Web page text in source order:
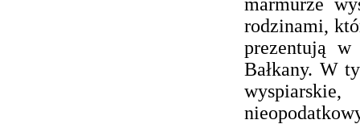
rodzinami,
prezentują
Bałkany. W